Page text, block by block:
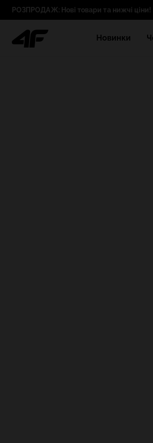
РОЗПРОДАЖ: Нові товари та нижчі ціни!
Новинки